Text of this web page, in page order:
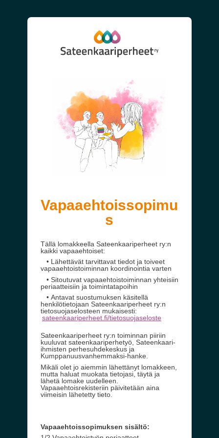
Vapaaehtoissopimu
s
Tällä lomakkeella Sateenkaariperheet ry:n
kaikki vapaaehtoiset:
• Lähettävät tarvittavat tiedot ja toiveet
vapaaehtoistoiminnan koordinointia varten
• Sitoutuvat vapaaehtoistoiminnan yhteisiin
periaatteisiin ja toimintatapoihin
• Antavatsuostumuksen käsitellä
henkilötietojaan Sateenkaariperheet ry:n
tietosuojaselosteen mukaisesti:
sateenkaariperheet.fi/tietosuojaseloste
Sateenkaariperheet ry:n toiminnan piiriin
kuuluvat sateenkaariperhetyö, Sateenkaari-
ihmisten perhesuhdekeskus ja
Kumppanuusvanhemmaksi-hanke.
Mikäli olet jo aiemmin lähettänyt lomakkeen
mutta haluat muokata tietojasi, täytä ja
lähetä lomake uudelleen.
Vapaaehtoisrekisteriin päivitetään aina
viimeisin lähetetty tieto.
Vapaaehtoissopimuksen sisältö: